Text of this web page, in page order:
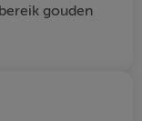
gouden